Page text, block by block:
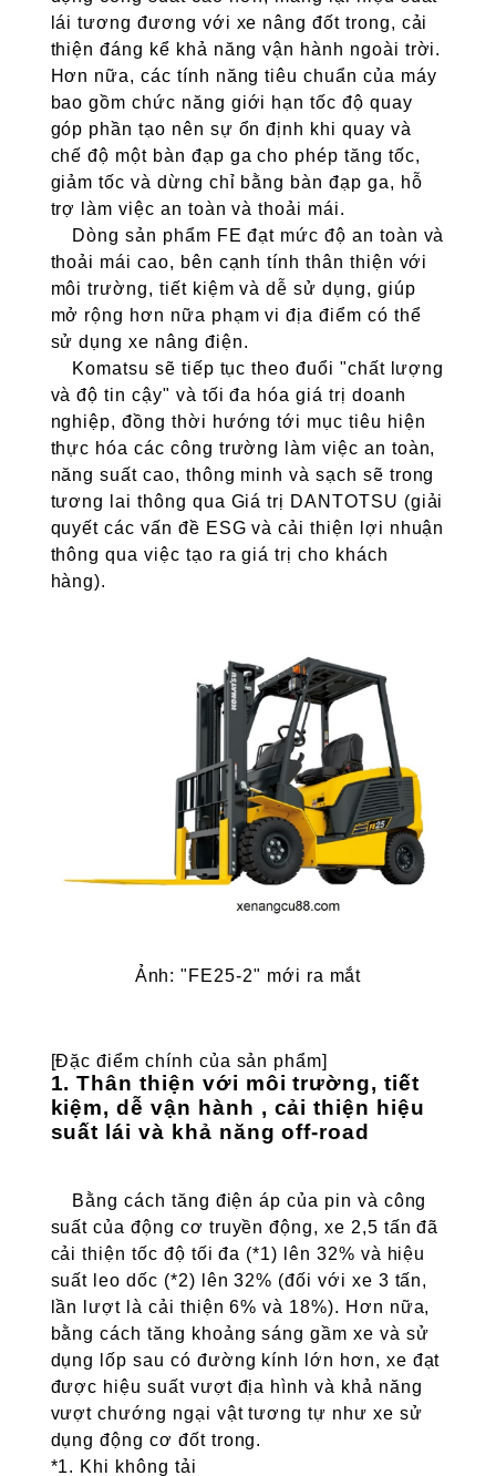
lái tương đương với xe nâng đốt trong, cải
thiện đáng kể khả năng vận hành ngoài trời.
Hơn nữa, các tính năng tiêu chuẩn của máy
bao gồm chức năng giới hạn tốc độ quay
góp phần tạo nên sự ổn định khi quay và
chế độ một bàn đạp ga cho phép tăng tốc,
giảm tốc và dừng chỉ bằng bàn đạp ga, hỗ
trợ làm việc an toàn và thoải mái.
Dòng sản phẩm FE đạt mức độ an toàn và
thoải mái cao, bên cạnh tính thân thiện với
môi trường, tiết kiệm và dễ sử dụng, giúp
mở rộng hơn nữa phạm vi địa điểm có thể
sử dụng xe nâng điện.
Komatsu sẽ tiếp tục theo đuổi "chất lượng
và độ tin cậy" và tối đa hóa giá trị doanh
nghiệp, đồng thời hướng tới mục tiêu hiện
thực hóa các công trường làm việc an toàn,
năng suất cao, thông minh và sạch sẽ trong
tương lai thông qua Giá trị DANTOTSU (giải
quyết các vấn đề ESG và cải thiện lợi nhuận
thông qua việc tạo ra giá trị cho khách
hàng).
Ảnh: "FE25-2" mới ra mắt
[Đặc điểm chính của sản phẩm]
1. Thân thiện với môi trường, tiết
kiệm, dễ vận hành , cải thiện hiệu
suất lái và khả năng off-road
Bằng cách tăng điện áp của pin và công
suất của động cơ truyền động, xe 2,5 tấn đã
cải thiện tốc độ tối đa (*1) lên 32% và hiệu
suất leo dốc (*2) lên 32% (đối với xe 3 tấn,
lần lượt là cải thiện 6% và 18%). Hơn nữa,
bằng cách tăng khoảng sáng gầm xe và sử
dụng lốp sau có đường kính lớn hơn, xe đạt
được hiệu suất vượt địa hình và khả năng
vượt chướng ngại vật tương tự như xe sử
dụng động cơ đốt trong.
*1. Khi không tải